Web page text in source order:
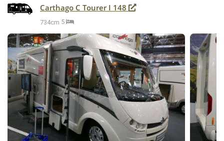
Carthago C Tourer I 148
734cm 5